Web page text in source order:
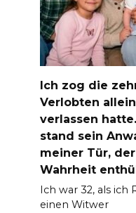
Ich zog die
Verlobten
verlassen
stand sein
meiner Tür,
Wahrheit
Ich war 32, als
einen Witwer